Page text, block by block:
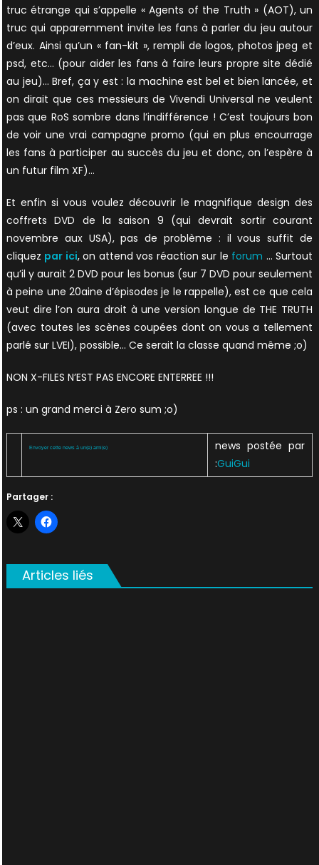
truc étrange qui s’appelle « Agents of the Truth » (AOT), un
truc qui apparemment invite les fans à parler du jeu autour
d’eux. Ainsi qu’un « fan-kit », rempli de logos, photos jpeg et
psd, etc… (pour aider les fans à faire leurs propre site dédié
au jeu)… Bref, ça y est : la machine est bel et bien lancée, et
on dirait que ces messieurs de Vivendi Universal ne veulent
pas que RoS sombre dans l’indifférence ! C’est toujours bon
de voir une vrai campagne promo (qui en plus encourrage
les fans à participer au succès du jeu et donc, on l’espère à
un futur film XF)…
Et enfin si vous voulez découvrir le magnifique design des
coffrets DVD de la saison 9 (qui devrait sortir courant
novembre aux USA), pas de problème : il vous suffit de
cliquez par ici, on attend vos réaction sur le forum … Surtout
qu’il y aurait 2 DVD pour les bonus (sur 7 DVD pour seulement
à peine une 20aine d’épisodes je le rappelle), est ce que cela
veut dire l’on aura droit à une version longue de THE TRUTH
(avec toutes les scènes coupées dont on vous a tellement
parlé sur LVEI), possible… Ce serait la classe quand même ;o)
NON X-FILES N’EST PAS ENCORE ENTERREE !!!
ps : un grand merci à Zero sum ;o)
Envoyer cette news à un(e) ami(e)
news postée par
:GuiGui
Partager :
Articles liés